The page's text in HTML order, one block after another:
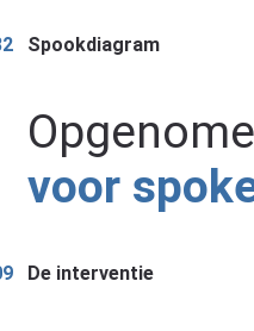
Spookdiagram
voor
De interventie